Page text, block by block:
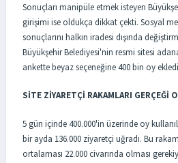
Sonuçları manipüle etmek isteyen
girişimi ise oldukça dikkat çekti. Sosyal
sonuçlarını halkın iradesi dışında
Büyükşehir Belediyesi'nin resmi sitesi
ankette beyaz seçeneğine 400 bin oy
SİTE ZİYARETÇİ RAKAMLARI GERÇEĞİ
5 gün içinde 400.000'in üzerinde oy
bir ayda 136.000 ziyaretçi uğradı. Bu
ortalaması 22.000 civarında olması